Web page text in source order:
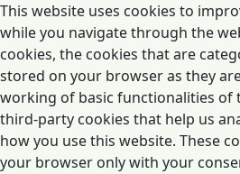
This website uses cookies to
while you navigate through the
cookies, the cookies that are
stored on your browser as they
working of basic functionalities of
third-party cookies that help us
how you use this website. These
your browser only with your